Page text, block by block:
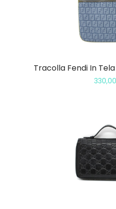
Tracolla Fendi In
330,00